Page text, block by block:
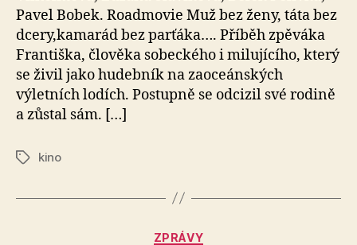
Pavel Bobek. Roadmovie Muž bez ženy, táta bez
dcery,kamarád bez parťáka…. Příběh zpěváka
Františka, člověka sobeckého i milujícího, který
se živil jako hudebník na zaoceánských
výletních lodích. Postupně se odcizil své rodině
a zůstal sám. […]
Štítkykino
Rubriky
ZPRÁVY